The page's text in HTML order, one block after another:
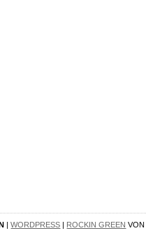
|WORDPRESS | ROCKIN GREEN